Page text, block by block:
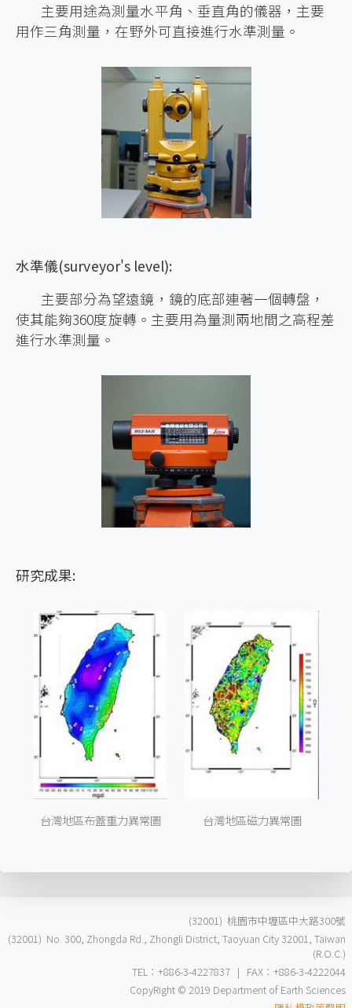
主要用途為測量水平角、垂直角的儀器，主要
用作三角測量，在野外可直接進行水準測量。
水準儀(surveyor's level):
主要部分為望遠鏡，鏡的底部連著一個轉盤，
使其能夠360度旋轉。主要用為量測兩地間之高程差
進行水準測量。
研究成果:
台灣地區布蓋重力異常圖 台灣地區磁力異常圖
(32001) 桃園市中壢區中大路300號
(32001) No. 300, Zhongda Rd., Zhongli District, Taoyuan City 32001, Taiwan
(R.O.C.)
TEL：+886-3-4227837 | FAX：+886-3-4222044
CopyRight © 2019 Department of Earth Sciences